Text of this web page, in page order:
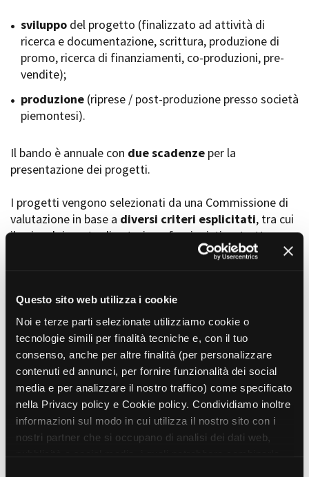
Questo sito web utilizza i cookie
Noi e terze parti selezionate utilizziamo cookie o
tecnologie simili per finalità tecniche e, con il tuo
consenso, anche per altre finalità (per personalizzare
contenuti ed annunci, per fornire funzionalità dei social
media e per analizzare il nostro traffico) come specificato
nella Privacy policy e Cookie policy. Condividiamo inoltre
informazioni sul modo in cui utilizza il nostro sito con i
nostri partner che si occupano di analisi dei dati web,
LOCATION GUIDE
FILM DATABASE
BOOK DATABASE
NEWS
CASTING
Newsletter
Lavora con noi
Stage - Tirocini - Scuola e
Lavoro
per affidamento lavori in
economia
Amministrazione trasparente
Bandi e gare
Whistleblowing
sviluppo del progetto (finalizzato ad attività di
ricerca e documentazione, scrittura, produzione di
promo, ricerca di finanziamenti, co-produzioni, pre-
vendite);
produzione (riprese / post-produzione presso società
piemontesi).
Il bando è annuale con due scadenze per la
presentazione dei progetti.
I progetti vengono selezionati da una Commissione di
valutazione in base a diversi criteri esplicitati, tra cui
il coinvolgimento di autori, professionisti e strutture
torinesi e piemontesi, i co-finanziamenti e l’effettiva
diffusione attraverso molteplici canali (proiezioni in sala,
canali televisivi, homevideo, piattaforme web...).
Progetti in progress
Vedi 105 progetti in progress